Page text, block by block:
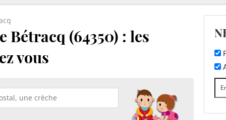
Bétracq (64350) : les
vous